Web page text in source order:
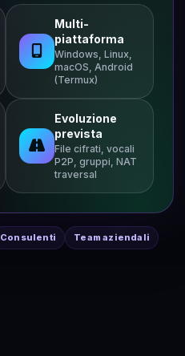
Multi-
piattaforma
Windows, Linux,
macOS, Android
(Termux)
Evoluzione
prevista
File cifrati, vocali
P2P, gruppi, NAT
traversal
Consulenti Team aziendali